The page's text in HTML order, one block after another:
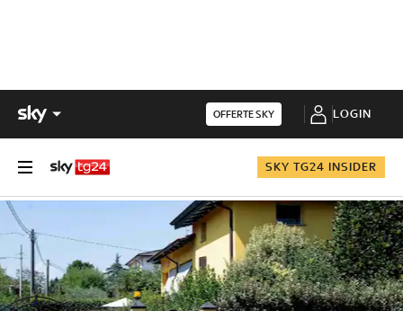
OFFERTE SKY LOGIN
SKY TG24 INSIDER